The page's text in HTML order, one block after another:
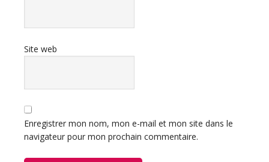
Site web
Enregistrer mon nom, mon e-mail et mon site dans le
navigateur pour mon prochain commentaire.